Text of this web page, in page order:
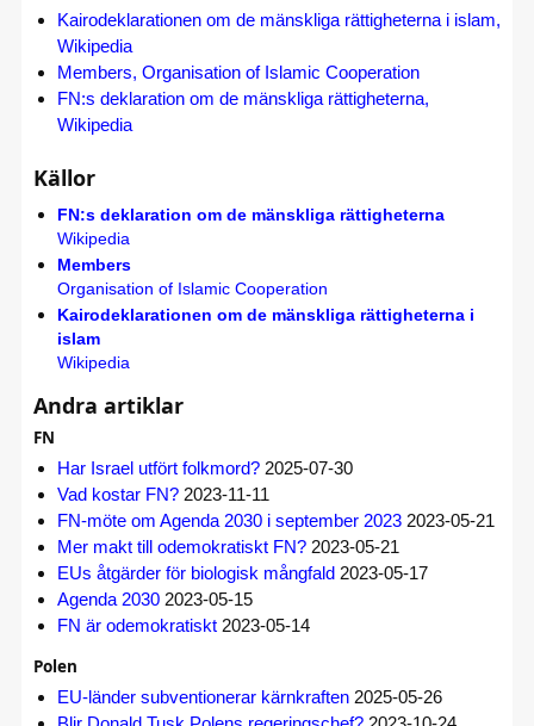
Kairodeklarationen om de mänskliga rättigheterna i islam,
Wikipedia
Members, Organisation of Islamic Cooperation
FN:s deklaration om de mänskliga rättigheterna,
Wikipedia
Källor
FN:s deklaration om de mänskliga rättigheterna
Wikipedia
Members
Organisation of Islamic Cooperation
Kairodeklarationen om de mänskliga rättigheterna i
islam
Wikipedia
Andra artiklar
FN
Har Israel utfört folkmord? 2025-07-30
Vad kostar FN? 2023-11-11
FN-möte om Agenda 2030 i september 2023 2023-05-21
Mer makt till odemokratiskt FN? 2023-05-21
EUs åtgärder för biologisk mångfald 2023-05-17
Agenda 2030 2023-05-15
FN är odemokratiskt 2023-05-14
Polen
EU-länder subventionerar kärnkraften 2025-05-26